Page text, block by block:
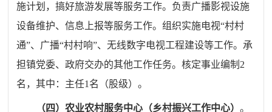
施计划，搞好旅游发展等服务工作。负责广播影视设施
设备维护、信息上报等服务工作。组织实施电视“村村
通”、广播“村村响”、无线数字电视工程建设等工作。承
担镇党委、政府交办的其他工作任务。核定事业编制 2
名，其中：主任1 名（股级）。
（四）农业农村服务中心（乡村振兴工作中心）。